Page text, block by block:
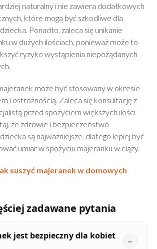
naturalny i nie zawiera dodatkowych
które mogą być szkodliwe dla
Ponadto, zaleca się unikanie
w dużych ilościach, ponieważ może to
ryzyko wystąpienia niepożądanych
może być stosowany w okresie
i ostrożnością. Zaleca się konsultację z
przed spożyciem większych ilości
że zdrowie i bezpieczeństwo
są najważniejsze, dlatego lepiej być
umiar w spożyciu majeranku w ciąży.
suszyć majeranek w domowych
zadawane pytania
jest bezpieczny dla kobiet